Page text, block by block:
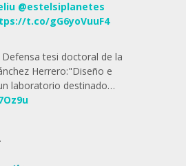
@estelsiplanetes
t.co/gG6yoVuuF4
Defensa tesi doctoral de la
Herrero:"Diseño e
laboratorio destinado…